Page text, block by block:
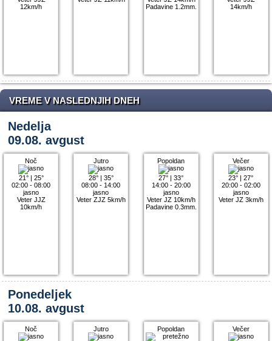
12km/h
Padavine 1.2mm.
14km/h
VREME V NASLEDNJIH DNEH
Nedelja
09.08. avgust
Noč
21°| 25°
02:00 - 08:00
jasno
Veter JJZ
10km/h
Jutro
28°| 35°
08:00 - 14:00
jasno
Veter ZJZ 5km/h
Popoldan
27° |33°
14:00 - 20:00
jasno
Veter JZ 10km/h
Padavine 0.3mm.
Večer
23° |27°
20:00 - 02:00
jasno
Veter JZ 3km/h
Ponedeljek
10.08. avgust
Noč Jutro Popoldan Večer